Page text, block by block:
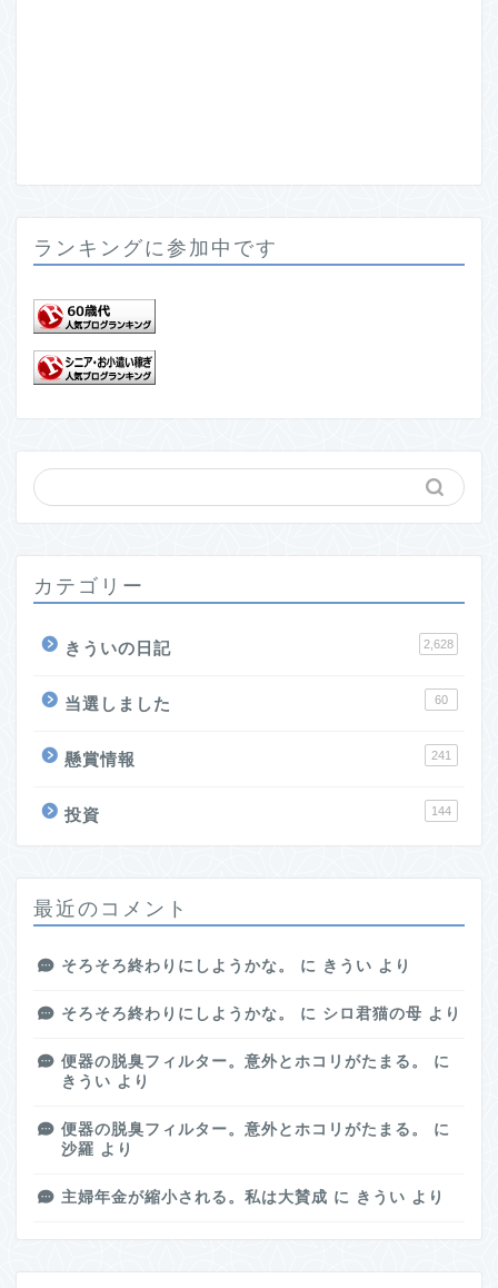
ランキングに参加中です
カテゴリー
きういの日記 2,628
当選しました 60
懸賞情報 241
投資 144
最近のコメント
そろそろ終わりにしようかな。 に きうい より
そろそろ終わりにしようかな。 に シロ君猫の母 より
便器の脱臭フィルター。意外とホコリがたまる。
に
きうい より
便器の脱臭フィルター。意外とホコリがたまる。
に
沙羅 より
主婦年金が縮小される。私は大賛成 に きうい より